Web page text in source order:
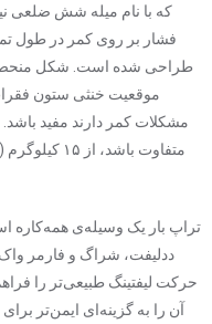
که با نام میله شش ضلعی
فشار بر روی کمر در طول
طراحی شده است. شکل منحصر
موقعیت خنثی ستون
مشکلات کمر دارند مفید
تراپ بار یک وسیله‌ی همه‌کاره
ددلیفت، شراگ و فارمر
حرکت لیفتینگ طبیعی‌تر را
آن را به گزینه‌ای ایمن‌تر